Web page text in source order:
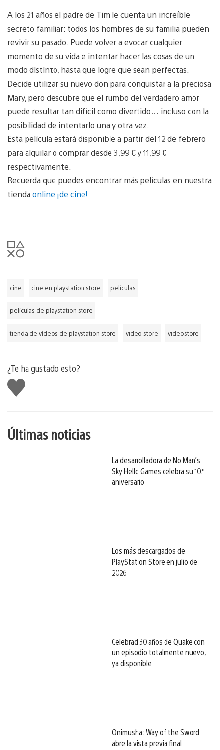
A los 21 años el padre de Tim le cuenta un increíble
secreto familiar: todos los hombres de su familia pueden
revivir su pasado. Puede volver a evocar cualquier
momento de su vida e intentar hacer las cosas de un
modo distinto, hasta que logre que sean perfectas.
Decide utilizar su nuevo don para conquistar a la preciosa
Mary, pero descubre que el rumbo del verdadero amor
puede resultar tan difícil como divertido… incluso con la
posibilidad de intentarlo una y otra vez.
Esta película estará disponible a partir del 12 de febrero
para alquilar o comprar desde 3,99 € y 11,99 €
respectivamente.
Recuerda que puedes encontrar más películas en nuestra
tienda online ¡de cine!
cine cine en playstation store películas
películas de playstation store
tienda de vídeos de playstation store video store videostore
¿Te ha gustado esto?
Me
gusta
Últimas noticias
La desarrolladora de No Man’s
Sky Hello Games celebra su 10.º
aniversario
Los más descargados de
PlayStation Store en julio de
2026
Celebrad 30 años de Quake con
un episodio totalmente nuevo,
ya disponible
Onimusha: Way of the Sword
abre la vista previa final